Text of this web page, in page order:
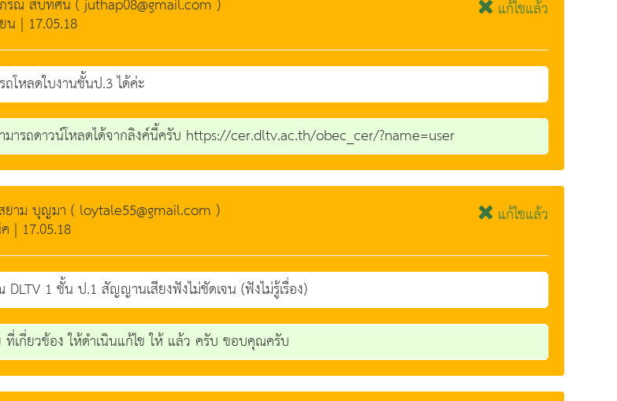
แก้ไขแล้ว
น | 17.05.18
ถโหลดใบงานชั้นป.3 ได้ค่ะ
ารถดาวน์โหลดได้จากลิงค์นี้ครับ https://cer.dltv.ac.th/obec_cer/?name=user
ยาม บุญมา ( loytale55@gmail.com ) แก้ไขแล้ว
| 17.05.18
1 ชั้น ป.1 สัญญานเสียงฟังไม่ชัดเจน (ฟังไม่รู้เรื่อง)
ที่เกี่ยวข้อง ให้ดำเนินแก้ไข ให้ แล้ว ครับ ขอบคุณครับ